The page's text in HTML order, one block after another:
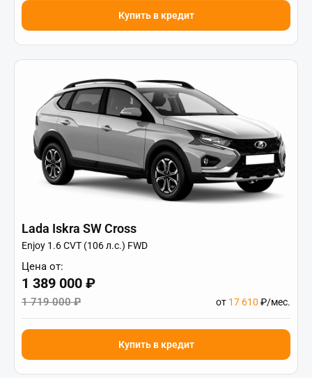
Купить в кредит
Lada Iskra SW Cross
Enjoy 1.6 CVT (106 л.с.) FWD
Цена от:
1 389 000 ₽
1 719 000 ₽ от 17 610 ₽/мес.
Купить в кредит